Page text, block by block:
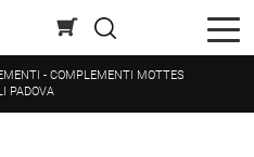
- COMPLEMENTI MOTTES
PADOVA